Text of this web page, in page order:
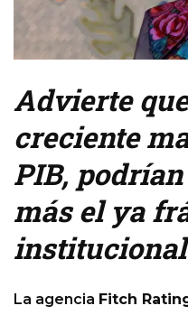
Advierte
creciente
PIB,
más el ya
La agencia Fitch